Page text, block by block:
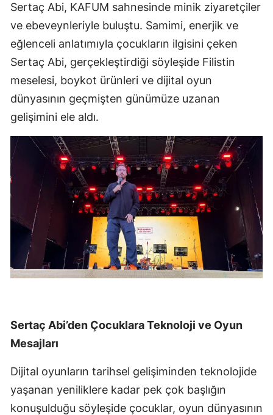
Sertaç Abi, KAFUM sahnesinde minik ziyaretçiler
ve ebeveynleriyle buluştu. Samimi, enerjik ve
eğlenceli anlatımıyla çocukların ilgisini çeken
Sertaç Abi, gerçekleştirdiği söyleşide Filistin
meselesi, boykot ürünleri ve dijital oyun
dünyasının geçmişten günümüze uzanan
gelişimini ele aldı.
Sertaç Abi’den Çocuklara Teknoloji ve Oyun
Mesajları
Dijital oyunların tarihsel gelişiminden teknolojide
yaşanan yeniliklere kadar pek çok başlığın
konuşulduğu söyleşide çocuklar, oyun dünyasının